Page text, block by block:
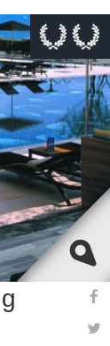
website?